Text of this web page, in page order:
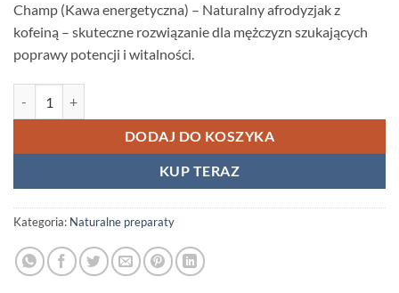
Champ (Kawa energetyczna) – Naturalny afrodyzjak z
kofeiną – skuteczne rozwiązanie dla mężczyzn szukających
poprawy potencji i witalności.
DODAJ DO KOSZYKA
KUP TERAZ
Kategoria: Naturalne preparaty